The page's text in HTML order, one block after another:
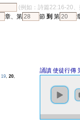
(例如：詩篇22:16-20
章、第 節 到 第
19, 20,
誦讀 使徒行傳